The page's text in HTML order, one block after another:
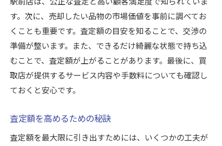
買取手続きの基本と簡単な流れ
安心して取引するための注意点
相談から買取までのステップ
買取大吉のサポート体制の紹介
不安を解消するためのQ&A
初めての買取でも安心なサポート
す。次に、売却したい品物の市場価値を事前に調べてお
くことも重要です。査定額の目安を知ることで、交渉の
準備が整います。また、できるだけ綺麗な状態で持ち込
むことで、査定額が上がることがあります。最後に、買
取店が提供するサービス内容や手数料についても確認し
ておくと安心です。
査定額を高めるための秘訣
査定額を最大限に引き出すためには、いくつかの工夫が